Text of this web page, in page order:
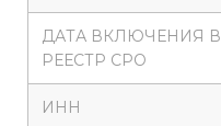
ДАТА ВКЛЮЧЕНИЯ В
РЕЕСТР СРО
ИНН